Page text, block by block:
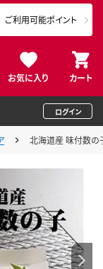
お気に入り カート
ご利用可能ポイント
ログイン
北海道産 味付数の